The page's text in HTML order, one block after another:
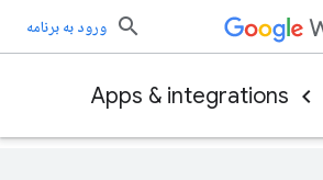
ورود به برنامه
Apps & integrations